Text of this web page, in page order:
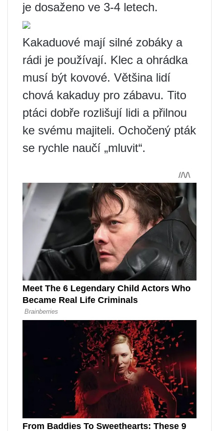
je dosaženo ve 3-4 letech.
Kakaduové mají silné zobáky a
rádi je používají. Klec a ohrádka
musí být kovové. Většina lidí
chová kakaduy pro zábavu. Tito
ptáci dobře rozlišují lidi a přilnou
ke svému majiteli. Ochočený pták
se rychle naučí „mluvit“.